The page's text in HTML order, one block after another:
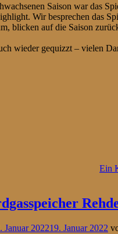
Saison war das
Wir besprechen das
blicken auf die Saison
wieder gequizzt – vielen
Ein
Januar 202219. Januar 2022